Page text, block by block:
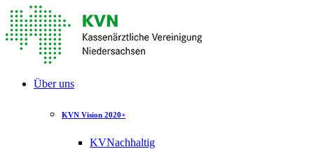
Über uns
KVN Vision 2020+
KVNachhaltig